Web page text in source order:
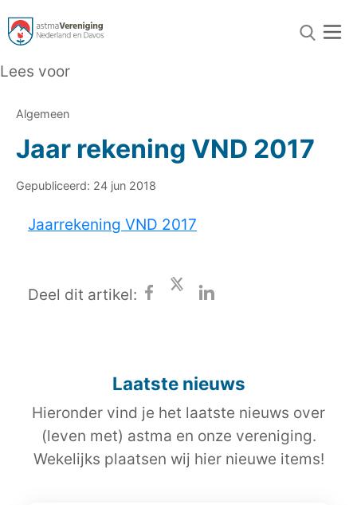
Lees voor
Algemeen
Jaar rekening VND 2017
Gepubliceerd: 24 jun 2018
Jaarrekening VND 2017
Deel dit artikel:
Laatste nieuws
Hieronder vind je het laatste nieuws over
(leven met) astma en onze vereniging.
Wekelijks plaatsen wij hier nieuwe items!